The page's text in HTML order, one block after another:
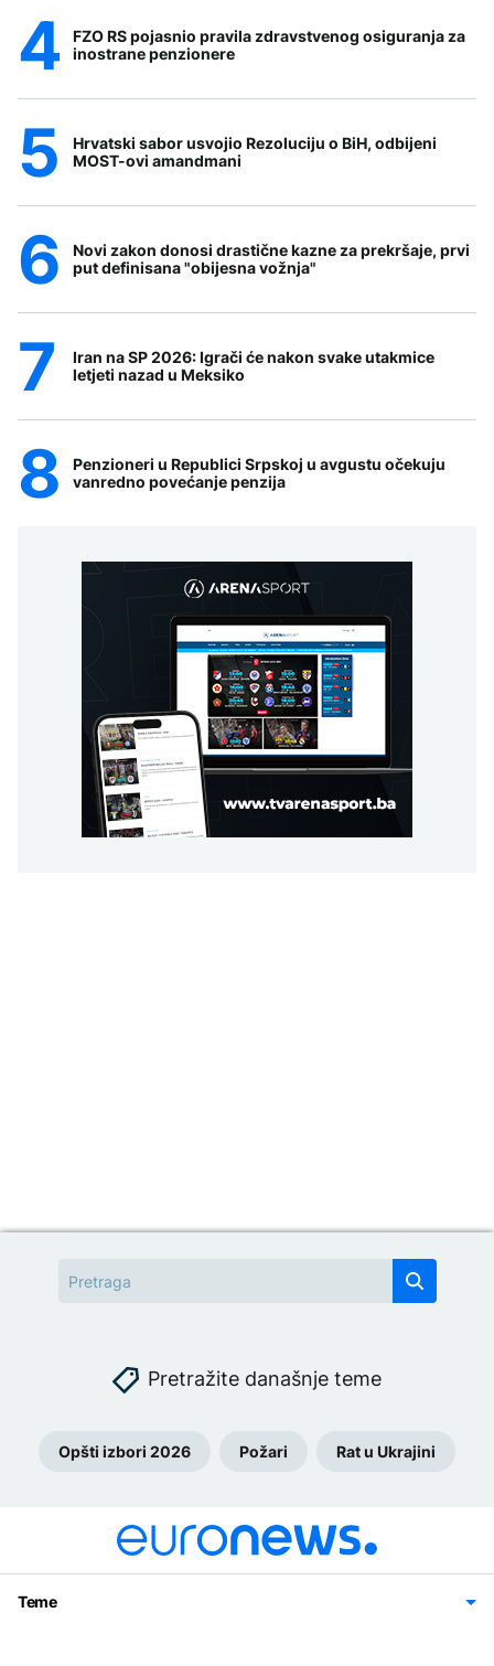
FZO RS pojasnio pravila zdravstvenog osiguranja za
inostrane penzionere
Hrvatski sabor usvojio Rezoluciju o BiH, odbijeni
MOST-ovi amandmani
Novi zakon donosi drastične kazne za prekršaje, prvi
put definisana "obijesna vožnja"
Iran na SP 2026: Igrači će nakon svake utakmice
letjeti nazad u Meksiko
Penzioneri u Republici Srpskoj u avgustu očekuju
vanredno povećanje penzija
Pretražite današnje teme
Opšti izbori 2026 Požari Rat u Ukrajini
Teme